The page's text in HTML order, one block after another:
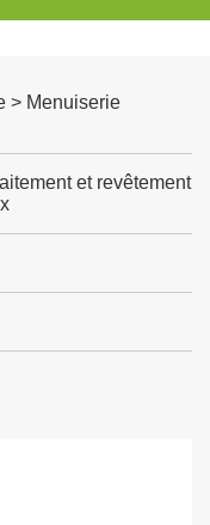
> Menuiserie
et revêtement